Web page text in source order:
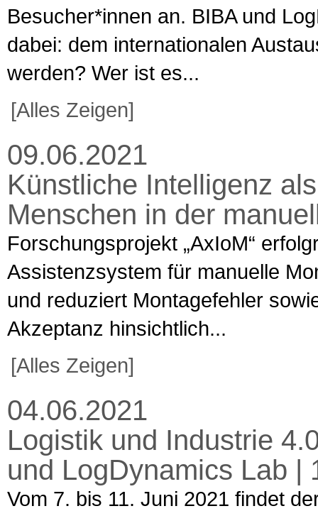
Besucher*innen an. BIBA und
dabei: dem internationalen
werden? Wer ist es...
[Alles Zeigen]
09.06.2021
Künstliche Intelligenz
Menschen in der
Forschungsprojekt „AxIoM“
Assistenzsystem für manuelle
und reduziert Montagefehler
Akzeptanz hinsichtlich...
[Alles Zeigen]
04.06.2021
Logistik und Industrie
und LogDynamics Lab |
Vom 7. bis 11. Juni 2021 findet